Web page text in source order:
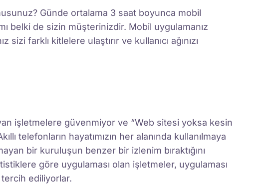
Günde ortalama 3 saat boyunca mobil
belki de sizin müşterinizdir. Mobil uygulamanız
sizi farklı kitlelere ulaştırır ve kullanıcı ağınızı
işletmelere güvenmiyor ve “Web sitesi yoksa kesin
telefonların hayatımızın her alanında kullanılmaya
bir kuruluşun benzer bir izlenim bıraktığını
göre uygulaması olan işletmeler, uygulaması
ediliyorlar.